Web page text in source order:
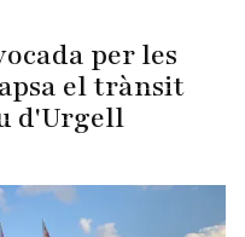
per les
el trànsit
d'Urgell